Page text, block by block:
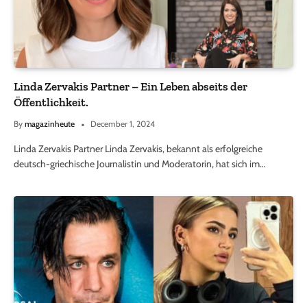
Linda Zervakis Partner – Ein Leben abseits der
Öffentlichkeit.
By magazinheute December 1, 2024
Linda Zervakis Partner Linda Zervakis, bekannt als erfolgreiche
deutsch-griechische Journalistin und Moderatorin, hat sich im…